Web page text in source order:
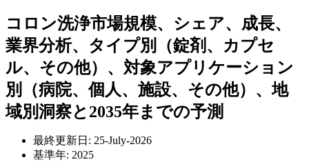
コロン洗浄市場規模、シェア、成長、
業界分析、タイプ別（錠剤、カプセ
ル、その他）、対象アプリケーション
別（病院、個人、施設、その他）、地
域別洞察と2035年までの予測
最終更新日: 25-July-2026
基準年: 2025